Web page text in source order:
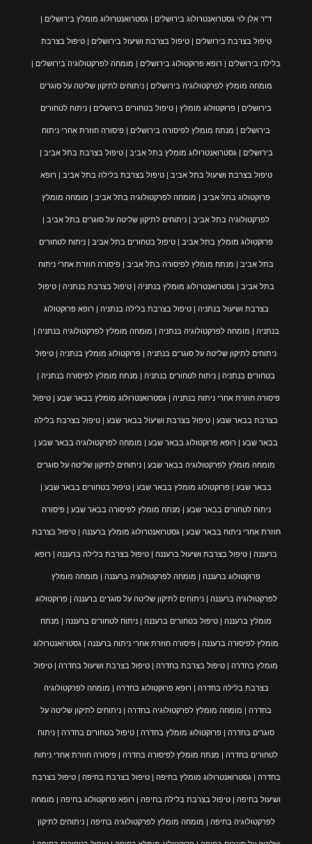
ד"ר אלן לוי גסטרואנטרולוג בירושלים | גסטרואנטרולוג מומלץ בירושלים |
טיפול בצרבת בירושלים | טיפול בצרבת ושיעול בירושלים | טיפול בצרבת
בלילה בירושלים | רופא פרוקטולוג בירושלים | מומחה לפרקטולוגיה בירושלים |
מומחה מומלץ לפרקטולוגיה בירושלים | ניתוחים לתיקון שליטה על סוגרים
בירושלים | פרוקטולוג מומלץ | טיפול בטחורים בירושלים | ניתוח לטחורים
בירושלים | מנתח מומלץ לפיסורה בירושלים | פיסורה חוזרת אחרי ניתוח
בירושלים | גסטרואנטרולוג מומלץ בתל אביב | טיפול בצרבת בתל אביב |
טיפול בצרבת ושיעול בתל אביב | טיפול בצרבת בלילה בתל אביב | רופא
פרוקטולוג בתל אביב | מומחה לפרקטולוגיה בתל אביב | מומחה מומלץ
לפרקטולוגיה בתל אביב | ניתוחים לתיקון שליטה על סוגרים בתל אביב |
פרוקטולוג מומלץ בתל אביב | טיפול בטחורים בתל אביב | ניתוח לטחורים
בתל אביב | מנתח מומלץ לפיסורה בתל אביב | פיסורה חוזרת אחרי ניתוח
בתל אביב | גסטרואנטרולוג מומלץ בנתניה | טיפול בצרבת בנתניה | טיפול
בצרבת ושיעול בנתניה | טיפול בצרבת בלילה בנתניה | רופא פרוקטולוג
בנתניה | מומחה לפרקטולוגיה בנתניה | מומחה מומלץ לפרקטולוגיה בנתניה |
ניתוחים לתיקון שליטה על סוגרים בנתניה | פרוקטולוג מומלץ בנתניה | טיפול
בטחורים בנתניה | ניתוח לטחורים בנתניה | מנתח מומלץ לפיסורה בנתניה |
פיסורה חוזרת אחרי ניתוח בנתניה | גסטרואנטרולוג מומלץ בבאר שבע | טיפול
בצרבת בבאר שבע | טיפול בצרבת ושיעול בבאר שבע | טיפול בצרבת בלילה
בבאר שבע | רופא פרוקטולוג בבאר שבע | מומחה לפרקטולוגיה בבאר שבע |
מומחה מומלץ לפרקטולוגיה בבאר שבע | ניתוחים לתיקון שליטה על סוגרים
בבאר שבע | פרוקטולוג מומלץ בבאר שבע | טיפול בטחורים בבאר שבע |
ניתוח לטחורים בבאר שבע | מנתח מומלץ לפיסורה בבאר שבע | פיסורה
חוזרת אחרי ניתוח בבאר שבע | גסטרואנטרולוג מומלץ ברעננה | טיפול בצרבת
ברעננה | טיפול בצרבת ושיעול ברעננה | טיפול בצרבת בלילה ברעננה | רופא
פרוקטולוג ברעננה | מומחה לפרקטולוגיה ברעננה | מומחה מומלץ
לפרקטולוגיה ברעננה | ניתוחים לתיקון שליטה על סוגרים ברעננה | פרוקטולוג
מומלץ ברעננה | טיפול בטחורים ברעננה | ניתוח לטחורים ברעננה | מנתח
מומלץ לפיסורה ברעננה | פיסורה חוזרת אחרי ניתוח ברעננה | גסטרואנטרולוג
מומלץ בחדרה | טיפול בצרבת בחדרה | טיפול בצרבת ושיעול בחדרה | טיפול
בצרבת בלילה בחדרה | רופא פרוקטולוג בחדרה | מומחה לפרקטולוגיה
בחדרה | מומחה מומלץ לפרקטולוגיה בחדרה | ניתוחים לתיקון שליטה על
סוגרים בחדרה | פרוקטולוג מומלץ בחדרה | טיפול בטחורים בחדרה | ניתוח
לטחורים בחדרה | מנתח מומלץ לפיסורה בחדרה | פיסורה חוזרת אחרי ניתוח
בחדרה | גסטרואנטרולוג מומלץ בחיפה | טיפול בצרבת בחיפה | טיפול בצרבת
ושיעול בחיפה | טיפול בצרבת בלילה בחיפה | רופא פרוקטולוג בחיפה | מומחה
לפרקטולוגיה בחיפה | מומחה מומלץ לפרקטולוגיה בחיפה | ניתוחים לתיקון